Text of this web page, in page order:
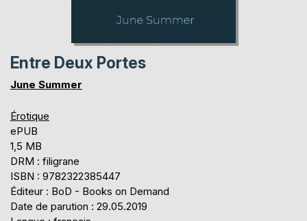
Entre Deux Portes
June Summer
Érotique
ePUB
1,5 MB
DRM : filigrane
ISBN : 9782322385447
Éditeur : BoD - Books on Demand
Date de parution : 29.05.2019